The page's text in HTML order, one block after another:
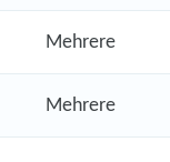
Mehrere
Mehrere